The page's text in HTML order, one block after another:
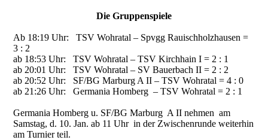
Die Gruppenspiele
Ab 18:19 Uhr: TSV Wohratal – Spvgg Rauischholzhausen =
3 : 2
ab 18:53 Uhr: TSV Wohratal – TSV Kirchhain I = 2 : 1
ab 20:01 Uhr: TSV Wohratal – SV Bauerbach II = 2 : 2
ab 20:52 Uhr: SF/BG Marburg A II – TSV Wohratal = 4 : 0
ab 21:26 Uhr: Germania Homberg – TSV Wohratal = 2 : 1
Germania Homberg u. SF/BG Marburg A II nehmen am
Samstag, d. 10. Jan. ab 11 Uhr in der Zwischenrunde weiterhin
am Turnier teil.